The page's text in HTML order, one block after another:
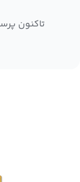
تاکنون